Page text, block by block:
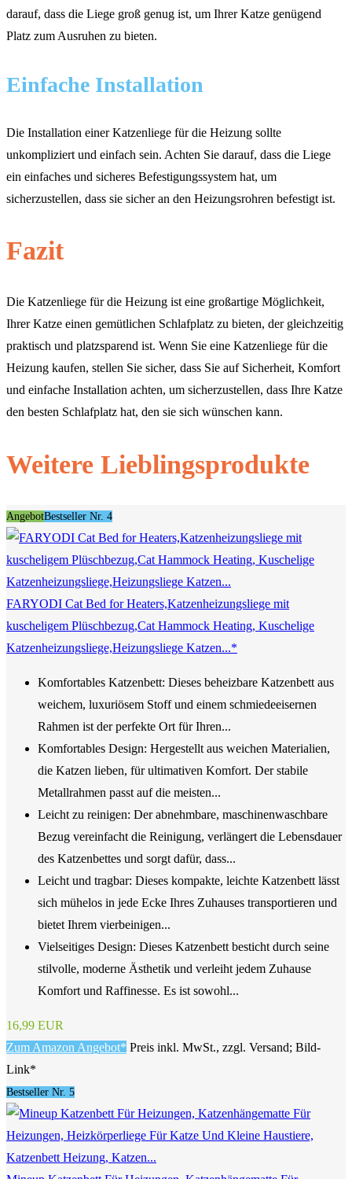
darauf, dass die Liege groß genug ist, um Ihrer Katze genügend
Platz zum Ausruhen zu bieten.
Einfache Installation
Die Installation einer Katzenliege für die Heizung sollte
unkompliziert und einfach sein. Achten Sie darauf, dass die Liege
ein einfaches und sicheres Befestigungssystem hat, um
sicherzustellen, dass sie sicher an den Heizungsrohren befestigt ist.
Fazit
Die Katzenliege für die Heizung ist eine großartige Möglichkeit,
Ihrer Katze einen gemütlichen Schlafplatz zu bieten, der gleichzeitig
praktisch und platzsparend ist. Wenn Sie eine Katzenliege für die
Heizung kaufen, stellen Sie sicher, dass Sie auf Sicherheit, Komfort
und einfache Installation achten, um sicherzustellen, dass Ihre Katze
den besten Schlafplatz hat, den sie sich wünschen kann.
Weitere Lieblingsprodukte
AngebotBestseller Nr. 4
FARYODI Cat Bed for Heaters,Katzenheizungsliege mit
kuscheligem Plüschbezug,Cat Hammock Heating, Kuschelige
Katzenheizungsliege,Heizungsliege Katzen...*
Komfortables Katzenbett: Dieses beheizbare Katzenbett aus
weichem, luxuriösem Stoff und einem schmiedeeisernen
Rahmen ist der perfekte Ort für Ihren...
Komfortables Design: Hergestellt aus weichen Materialien,
die Katzen lieben, für ultimativen Komfort. Der stabile
Metallrahmen passt auf die meisten...
Leicht zu reinigen: Der abnehmbare, maschinenwaschbare
Bezug vereinfacht die Reinigung, verlängert die Lebensdauer
des Katzenbettes und sorgt dafür, dass...
Leicht und tragbar: Dieses kompakte, leichte Katzenbett lässt
sich mühelos in jede Ecke Ihres Zuhauses transportieren und
bietet Ihrem vierbeinigen...
Vielseitiges Design: Dieses Katzenbett besticht durch seine
stilvolle, moderne Ästhetik und verleiht jedem Zuhause
Komfort und Raffinesse. Es ist sowohl...
16,99 EUR
Zum Amazon Angebot* Preis inkl. MwSt., zzgl. Versand; Bild-
Link*
Bestseller Nr. 5